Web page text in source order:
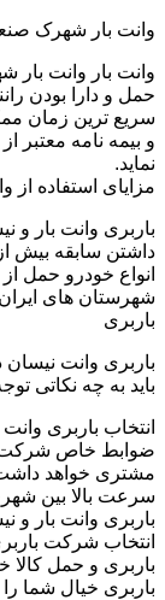
وانت بار شهرک
وانت بار وانت بار
حمل و دارا بودن
سریع ترین زمان
و بیمه نامه
نماید.
مزایای استفاده
باربری وانت بار و
انواع خودرو حمل
شهرستان های
باربری
باربری وانت نیسان
باید به چه نکاتی
انتخاب باربری
ضوابط خاص شرکت
مشتری خواهد
سرعت بالا بین
باربری وانت بار و
انتخاب شرکت
باربری و حمل
باربری خیال شما